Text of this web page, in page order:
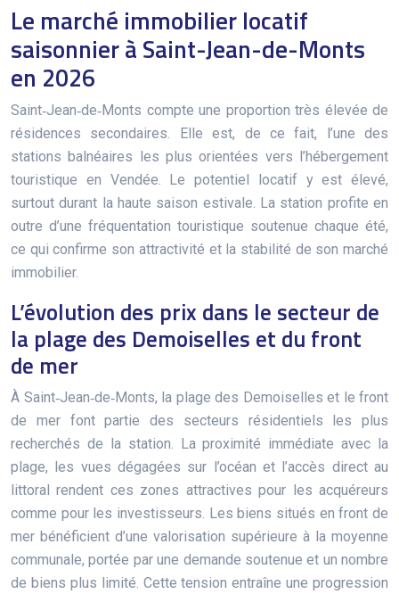
Le marché immobilier locatif
saisonnier à Saint-Jean-de-Monts
en 2026
Saint‑Jean‑de‑Monts compte une proportion très élevée de
résidences secondaires. Elle est, de ce fait, l’une des
stations balnéaires les plus orientées vers l’hébergement
touristique en Vendée. Le potentiel locatif y est élevé,
surtout durant la haute saison estivale. La station profite en
outre d’une fréquentation touristique soutenue chaque été,
ce qui confirme son attractivité et la stabilité de son marché
immobilier.
L’évolution des prix dans le secteur de
la plage des Demoiselles et du front
de mer
À Saint‑Jean‑de‑Monts, la plage des Demoiselles et le front
de mer font partie des secteurs résidentiels les plus
recherchés de la station. La proximité immédiate avec la
plage, les vues dégagées sur l’océan et l’accès direct au
littoral rendent ces zones attractives pour les acquéreurs
comme pour les investisseurs. Les biens situés en front de
mer bénéficient d’une valorisation supérieure à la moyenne
communale, portée par une demande soutenue et un nombre
de biens plus limité. Cette tension entraîne une progression